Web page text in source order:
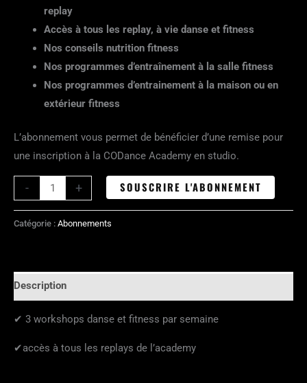
replay
Accès à tous les replay, à vie danse et fitness
Nos conseils nutrition fitness
Nos programmes d’entraînement à la salle fitness
Nos programmes d’entrainement à la maison ou en
extérieur fitness
L’abonnement vous permet de bénéficier d’une remise pour
une inscription à la CODance Academy en studio.
- + SOUSCRIRE L'ABONNEMENT
Catégorie : Abonnements
Description
✔ 3 workshops danse et fitness par semaine
✔accès à tous les replays de l’academy